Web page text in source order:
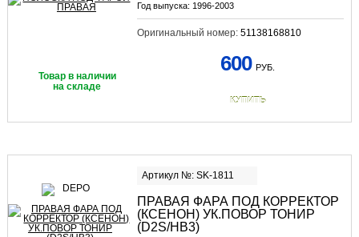
Год выпуска: 1996-2003
Оригинальный номер: 51138168810
Товар в наличии
на складе
600 РУБ.
КУПИТЬ
Артикул №: SK-1811
ПРАВАЯ ФАРА ПОД КОРРЕКТОР
(КСЕНОН) УК.ПОВОР ТОНИР
(D2S/HB3)